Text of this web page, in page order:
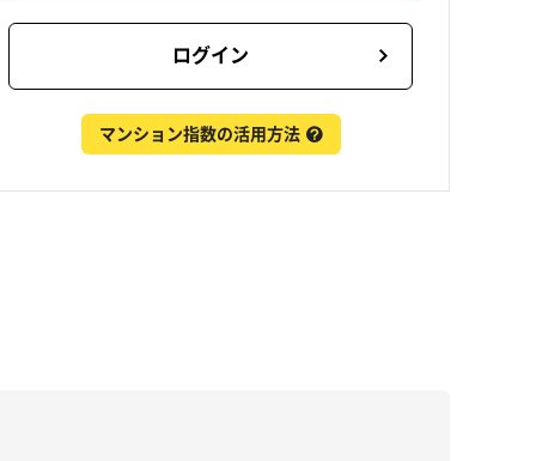
ログイン
マンション指数の活用方法